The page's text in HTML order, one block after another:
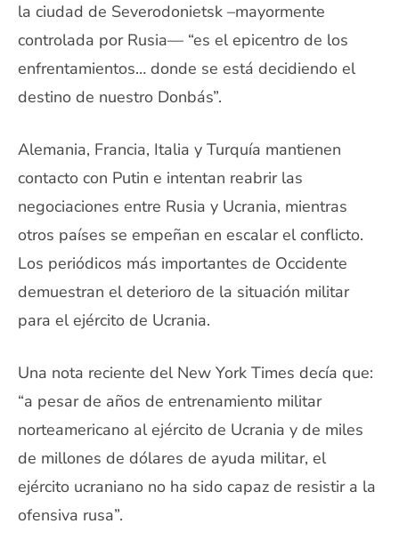
la ciudad de Severodonietsk –mayormente
controlada por Rusia— “es el epicentro de los
enfrentamientos… donde se está decidiendo el
destino de nuestro Donbás”.
Alemania, Francia, Italia y Turquía mantienen
contacto con Putin e intentan reabrir las
negociaciones entre Rusia y Ucrania, mientras
otros países se empeñan en escalar el conflicto.
Los periódicos más importantes de Occidente
demuestran el deterioro de la situación militar
para el ejército de Ucrania.
Una nota reciente del New York Times decía que:
“a pesar de años de entrenamiento militar
norteamericano al ejército de Ucrania y de miles
de millones de dólares de ayuda militar, el
ejército ucraniano no ha sido capaz de resistir a la
ofensiva rusa”.